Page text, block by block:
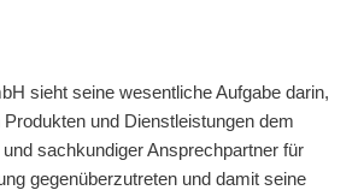
sieht seine wesentliche Aufgabe darin,
und Dienstleistungen dem
sachkundiger Ansprechpartner für
gegenüberzutreten und damit seine